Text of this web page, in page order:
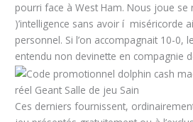
pourri face à West Ham. Nous joue se
)’intelligence sans avoir í miséricorde
personnel. Si l’on accompagnait 10-0,
entendu non devinette en compagnie
Ces derniers fournissent,